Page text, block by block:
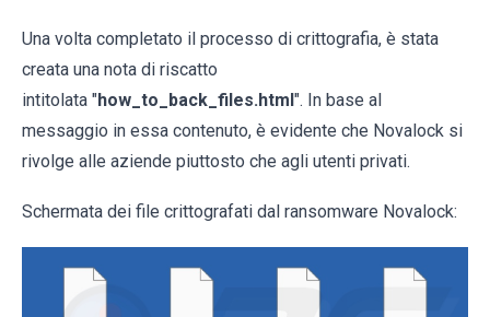
Una volta completato il processo di crittografia, è stata
creata una nota di riscatto
intitolata "how_to_back_files.html". In base al
messaggio in essa contenuto, è evidente che Novalock si
rivolge alle aziende piuttosto che agli utenti privati.
Schermata dei file crittografati dal ransomware Novalock: